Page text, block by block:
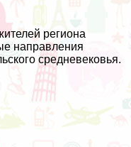
региона
направления
средневековья.